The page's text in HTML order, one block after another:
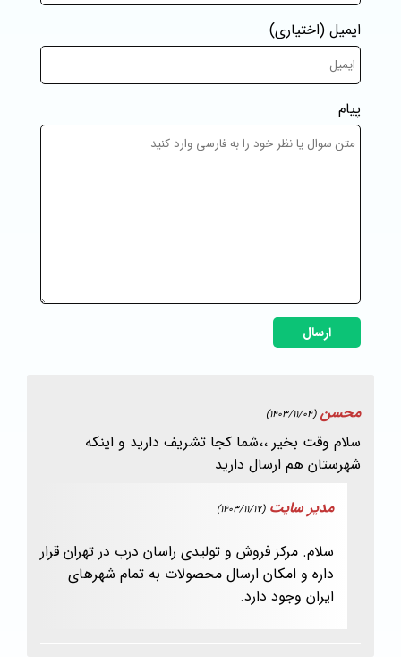
ایمیل (اختیاری)
پیام
ارسال
محسن(1403/11/04)
سلام وقت بخیر ،،شما کجا تشریف دارید و اینکه
شهرستان هم ارسال دارید
مدیر سایت (1403/11/17)
سلام. مرکز فروش و تولیدی راسان درب در تهران قرار
داره و امکان ارسال محصولات به تمام شهرهای
ایران وجود دارد.